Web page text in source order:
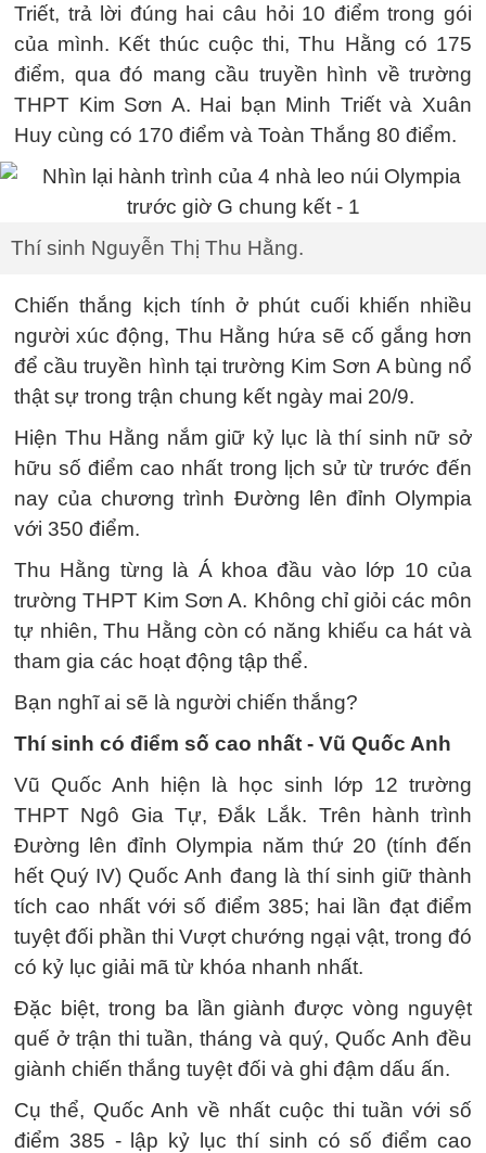
Triết, trả lời đúng hai câu hỏi 10 điểm trong gói
của mình. Kết thúc cuộc thi, Thu Hằng có 175
điểm, qua đó mang cầu truyền hình về trường
THPT Kim Sơn A. Hai bạn Minh Triết và Xuân
Huy cùng có 170 điểm và Toàn Thắng 80 điểm.
Thí sinh Nguyễn Thị Thu Hằng.
Chiến thắng kịch tính ở phút cuối khiến nhiều
người xúc động, Thu Hằng hứa sẽ cố gắng hơn
để cầu truyền hình tại trường Kim Sơn A bùng nổ
thật sự trong trận chung kết ngày mai 20/9.
Hiện Thu Hằng nắm giữ kỷ lục là thí sinh nữ sở
hữu số điểm cao nhất trong lịch sử từ trước đến
nay của chương trình Đường lên đỉnh Olympia
với 350 điểm.
Thu Hằng từng là Á khoa đầu vào lớp 10 của
trường THPT Kim Sơn A. Không chỉ giỏi các môn
tự nhiên, Thu Hằng còn có năng khiếu ca hát và
tham gia các hoạt động tập thể.
Bạn nghĩ ai sẽ là người chiến thắng?
Thí sinh có điểm số cao nhất - Vũ Quốc Anh
Vũ Quốc Anh hiện là học sinh lớp 12 trường
THPT Ngô Gia Tự, Đắk Lắk. Trên hành trình
Đường lên đỉnh Olympia năm thứ 20 (tính đến
hết Quý IV) Quốc Anh đang là thí sinh giữ thành
tích cao nhất với số điểm 385; hai lần đạt điểm
tuyệt đối phần thi Vượt chướng ngại vật, trong đó
có kỷ lục giải mã từ khóa nhanh nhất.
Đặc biệt, trong ba lần giành được vòng nguyệt
quế ở trận thi tuần, tháng và quý, Quốc Anh đều
giành chiến thắng tuyệt đối và ghi đậm dấu ấn.
Cụ thể, Quốc Anh về nhất cuộc thi tuần với số
điểm 385 - lập kỷ lục thí sinh có số điểm cao